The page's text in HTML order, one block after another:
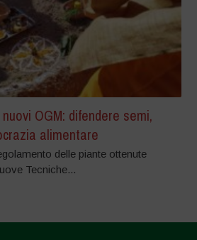
OGM: difendere semi,
alimentare
delle piante ottenute
Tecniche...